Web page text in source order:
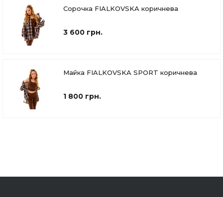
Сорочка FIALKOVSKA коричнева
3 600 грн.
Майка FIALKOVSKA SPORT коричнева
1 800 грн.